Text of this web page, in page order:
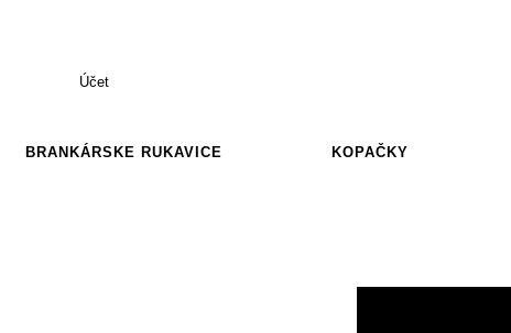
Účet
BRANKÁRSKE RUKAVICE KOPAČKY